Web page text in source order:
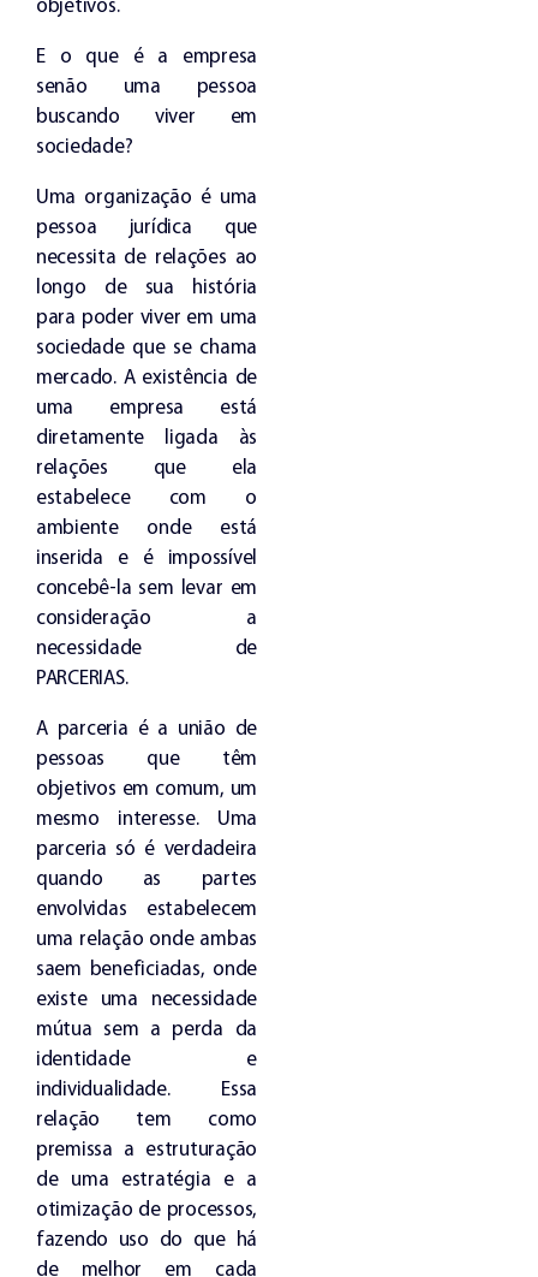
objetivos.
E o que é a empresa
senão uma pessoa
buscando viver em
sociedade?
Uma organização é uma
pessoa jurídica que
necessita de relações ao
longo de sua história
para poder viver em uma
sociedade que se chama
mercado. A existência de
uma empresa está
diretamente ligada às
relações que ela
estabelece com o
ambiente onde está
inserida e é impossível
concebê-la sem levar em
consideração a
necessidade de
PARCERIAS.
A parceria é a união de
pessoas que têm
objetivos em comum, um
mesmo interesse. Uma
parceria só é verdadeira
quando as partes
envolvidas estabelecem
uma relação onde ambas
saem beneficiadas, onde
existe uma necessidade
mútua sem a perda da
identidade e
individualidade. Essa
relação tem como
premissa a estruturação
de uma estratégia e a
otimização de processos,
fazendo uso do que há
de melhor em cada